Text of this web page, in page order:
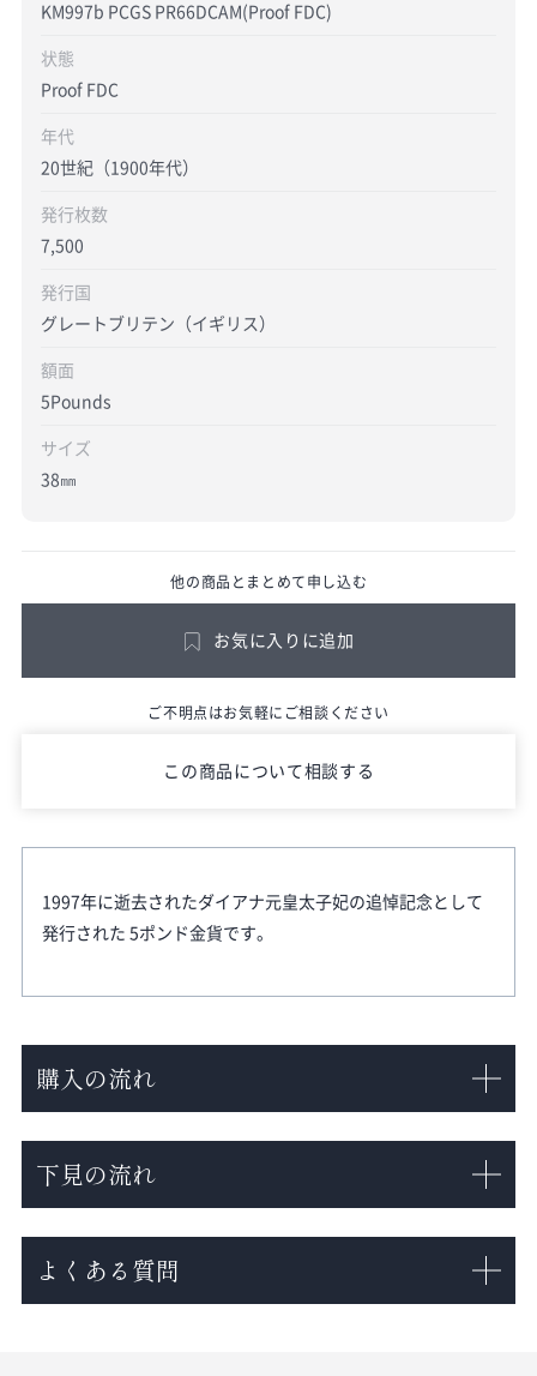
KM997b PCGS PR66DCAM(Proof FDC)
状態
Proof FDC
年代
20世紀（1900年代）
発行枚数
7,500
発行国
グレートブリテン（イギリス）
額面
5Pounds
サイズ
38㎜
他の商品とまとめて申し込む
お気に入りに追加
ご不明点はお気軽にご相談ください
この商品について相談する
1997年に逝去されたダイアナ元皇太子妃の追悼記念として
発行された 5ポンド金貨です。
購入の流れ
下見の流れ
よくある質問